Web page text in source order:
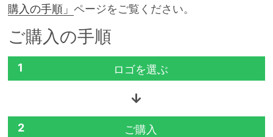
購入の手順」ページをご覧ください。
ご購入の手順
1 ロゴを選ぶ
2 ご購入